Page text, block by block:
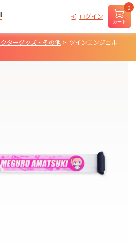
ログイン
カート
0
ターグッズ・その他 > ツインエンジェル